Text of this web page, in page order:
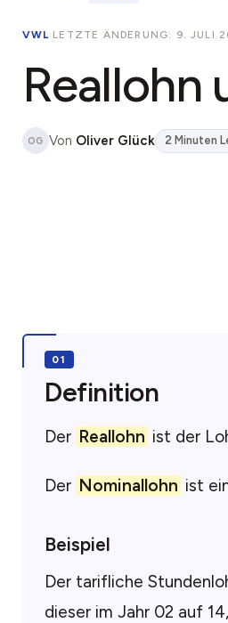
VWL· LETZTE ÄNDERUNG: 9. JULI
Reallohn
OG Von Oliver Glück 2 Minuten
Definition
Der Reallohn ist der
Der Nominallohn ist
Beispiel
Der tarifliche
dieser im Jahr 02 auf